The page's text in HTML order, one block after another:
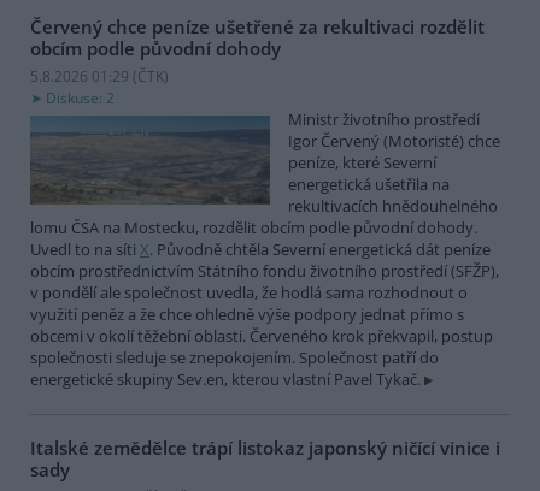
Červený chce peníze ušetřené za rekultivaci rozdělit
obcím podle původní dohody
5.8.2026 01:29 (ČTK)
Diskuse: 2
Ministr životního prostředí
Igor Červený (Motoristé) chce
peníze, které Severní
energetická ušetřila na
rekultivacích hnědouhelného
lomu ČSA na Mostecku, rozdělit obcím podle původní dohody.
Uvedl to na síti X. Původně chtěla Severní energetická dát peníze
obcím prostřednictvím Státního fondu životního prostředí (SFŽP),
v pondělí ale společnost uvedla, že hodlá sama rozhodnout o
využití peněz a že chce ohledně výše podpory jednat přímo s
obcemi v okolí těžební oblasti. Červeného krok překvapil, postup
společnosti sleduje se znepokojením. Společnost patří do
energetické skupiny Sev.en, kterou vlastní Pavel Tykač.
Italské zemědělce trápí listokaz japonský ničící vinice i
sady